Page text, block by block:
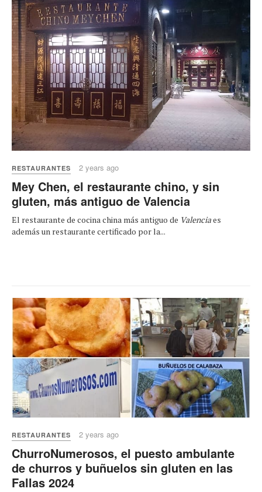
RESTAURANTES 2 years ago
Mey Chen, el restaurante chino, y sin
gluten, más antiguo de Valencia
El restaurante de cocina china más antiguo de Valenciaes
además un restaurante certificado por la...
RESTAURANTES 2 years ago
ChurroNumerosos, el puesto ambulante
de churros y buñuelos sin gluten en las
Fallas 2024